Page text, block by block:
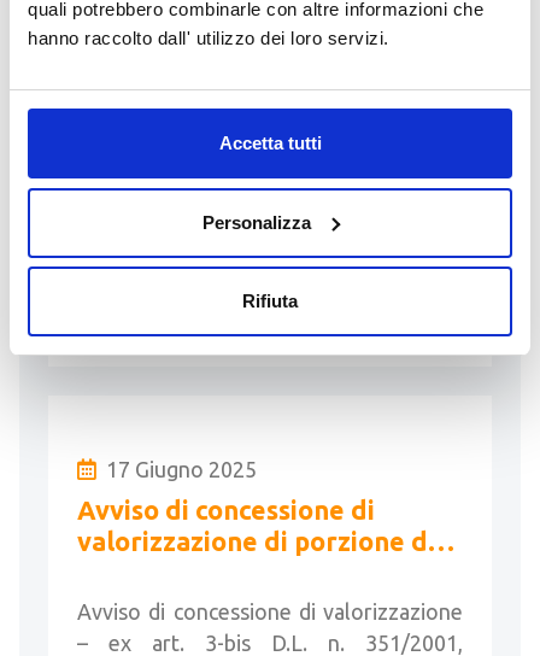
quali potrebbero combinarle con altre informazioni che
hanno raccolto dall' utilizzo dei loro servizi.
Accetta tutti
Personalizza
Rifiuta
Elenco di professionisti
dei requisiti di idoneità
Elenco di professionisti disponibili per
alloggiativa ai sensi del D.Lgs. n.
286/1998 (Testo unico delle
disposizioni concernenti la …
17 Giugno 2025
Avviso di concessione di
valorizzazione di porzione del
Senato”
Avviso di concessione di valorizzazione
– ex art. 3-bis D.L. n. 351/2001,